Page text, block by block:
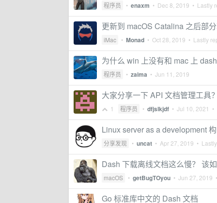
程序员 • enaxm • Dec 8, 2019 • Lastly
更新到 macOS Catalina 之后部
iMac • Monad • Oct 28, 2019 • Lastly
为什么 win 上没有和 mac 上
程序员 • zaima • Jun 11, 2019
大家分享一下 API 文档管理工具
1 程序员 • dfjslkjdf • Jul 10, 2021
Linux server as a development
分享发现 • uncat • Apr 27, 2019 •
Dash 下载离线文档这么慢？ 该
macOS • getBugTOyou • Jun 27, 2019
Go 标准库中文的 Dash 文档